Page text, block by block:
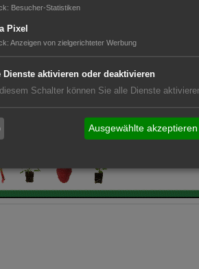
: Besucher-Statistiken
Pixel
: Anzeigen von zielgerichteter Werbung
Dienste aktivieren oder deaktivieren
Schalter können Sie alle Dienste
Ausgewählte akzeptieren